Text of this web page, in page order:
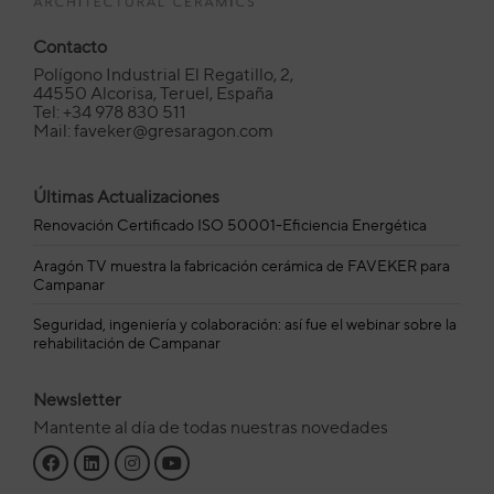
Contacto
Polígono Industrial El Regatillo, 2,
44550 Alcorisa, Teruel, España
Tel: +34 978 830 511
Mail: faveker@gresaragon.com
Últimas Actualizaciones
Renovación Certificado ISO 50001-Eficiencia Energética
Aragón TV muestra la fabricación cerámica de FAVEKER para
Campanar
Seguridad, ingeniería y colaboración: así fue el webinar sobre la
rehabilitación de Campanar
Newsletter
Mantente al día de todas nuestras novedades